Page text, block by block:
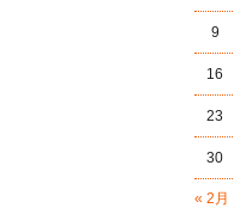
« 2月
9
16
23
30